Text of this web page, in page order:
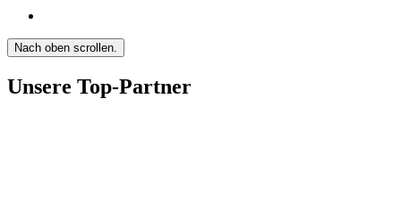
Nach oben scrollen.
Unsere Top-Partner